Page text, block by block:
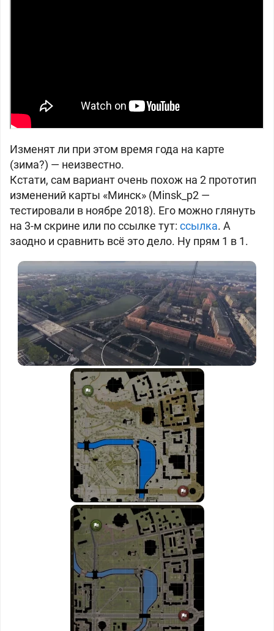
Изменят ли при этом время года на карте
(зима?) — неизвестно.
Кстати, сам вариант очень похож на 2 прототип
изменений карты «Минск» (Minsk_p2 —
тестировали в ноябре 2018). Его можно глянуть
на 3-м скрине или по ссылке тут: ссылка. А
заодно и сравнить всё это дело. Ну прям 1 в 1.